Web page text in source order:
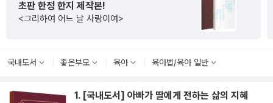
초판 한정 한지 제작본!
<그리하여 어느 날 사랑이여>
국내도서 좋은부모 육아 육아법/육아 일반
1. [국내도서] 아빠가 딸에게 전하는 삶의 지혜